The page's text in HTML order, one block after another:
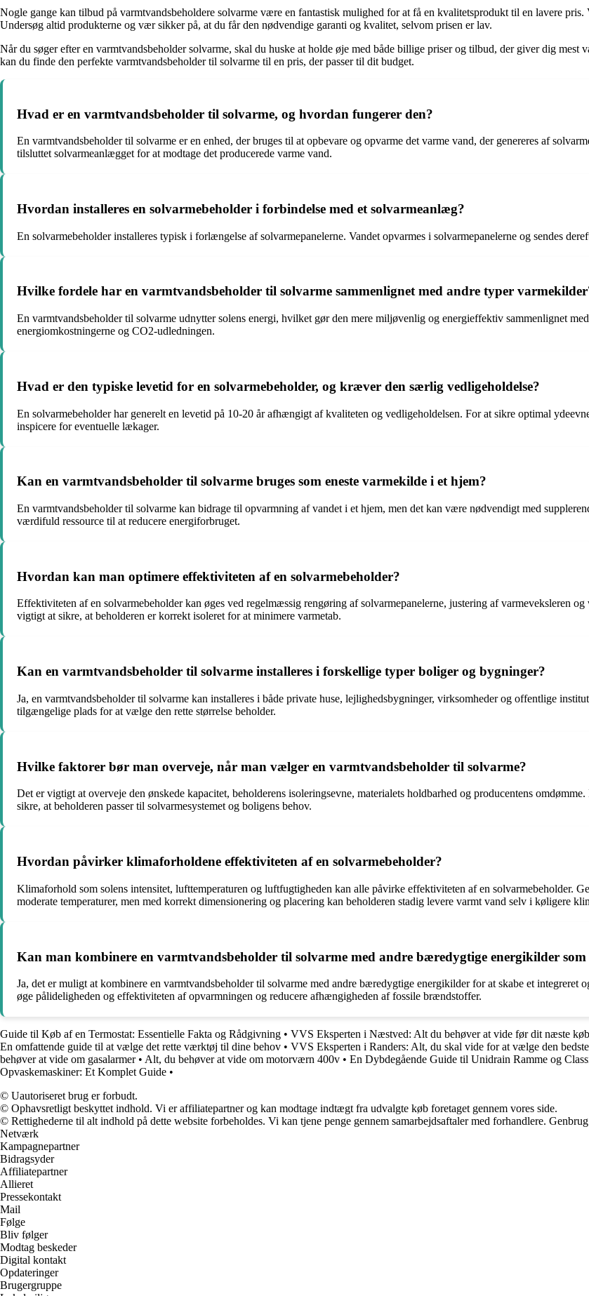
Nogle gange kan tilbud på varmtvandsbeholdere solvarme være en fantastisk mulighed for at få en kvalitetsprodukt til en lavere
Undersøg altid produkterne og vær sikker på, at du får den nødvendige garanti og kvalitet, selvom prisen er lav.
Når du søger efter en varmtvandsbeholder solvarme, skal du huske at holde øje med både billige priser og tilbud, der giver dig
kan du finde den perfekte varmtvandsbeholder til solvarme til en pris, der passer til dit budget.
Hvad er en varmtvandsbeholder til solvarme, og hvordan fungerer den?
En varmtvandsbeholder til solvarme er en enhed, der bruges til at opbevare og opvarme det varme vand, der genereres af
tilsluttet solvarmeanlægget for at modtage det producerede varme vand.
Hvordan installeres en solvarmebeholder i forbindelse med et solvarmeanlæg?
En solvarmebeholder installeres typisk i forlængelse af solvarmepanelerne. Vandet opvarmes i solvarmepanelerne og sendes
Hvilke fordele har en varmtvandsbeholder til solvarme sammenlignet med andre typer
En varmtvandsbeholder til solvarme udnytter solens energi, hvilket gør den mere miljøvenlig og energieffektiv sammenlignet
energiomkostningerne og CO2-udledningen.
Hvad er den typiske levetid for en solvarmebeholder, og kræver den særlig vedligeholdelse?
En solvarmebeholder har generelt en levetid på 10-20 år afhængigt af kvaliteten og vedligeholdelsen. For at sikre optimal
inspicere for eventuelle lækager.
Kan en varmtvandsbeholder til solvarme bruges som eneste varmekilde i et hjem?
En varmtvandsbeholder til solvarme kan bidrage til opvarmning af vandet i et hjem, men det kan være nødvendigt med
værdifuld ressource til at reducere energiforbruget.
Hvordan kan man optimere effektiviteten af en solvarmebeholder?
Effektiviteten af en solvarmebeholder kan øges ved regelmæssig rengøring af solvarmepanelerne, justering af varmeveksleren
vigtigt at sikre, at beholderen er korrekt isoleret for at minimere varmetab.
Kan en varmtvandsbeholder til solvarme installeres i forskellige typer boliger og bygninger?
Ja, en varmtvandsbeholder til solvarme kan installeres i både private huse, lejlighedsbygninger, virksomheder og offentlige
tilgængelige plads for at vælge den rette størrelse beholder.
Hvilke faktorer bør man overveje, når man vælger en varmtvandsbeholder til solvarme?
Det er vigtigt at overveje den ønskede kapacitet, beholderens isoleringsevne, materialets holdbarhed og producentens
sikre, at beholderen passer til solvarmesystemet og boligens behov.
Hvordan påvirker klimaforholdene effektiviteten af en solvarmebeholder?
Klimaforhold som solens intensitet, lufttemperaturen og luftfugtigheden kan alle påvirke effektiviteten af en solvarmebeholder.
moderate temperaturer, men med korrekt dimensionering og placering kan beholderen stadig levere varmt vand selv i køligere
Kan man kombinere en varmtvandsbeholder til solvarme med andre bæredygtige energikilder
Ja, det er muligt at kombinere en varmtvandsbeholder til solvarme med andre bæredygtige energikilder for at skabe et
øge pålideligheden og effektiviteten af opvarmningen og reducere afhængigheden af fossile brændstoffer.
Guide til Køb af en Termostat: Essentielle Fakta og Rådgivning • VVS Eksperten i Næstved: Alt du behøver at vide før dit næste køb
En omfattende guide til at vælge det rette værktøj til dine behov • VVS Eksperten i Randers: Alt, du skal vide for at vælge den
behøver at vide om gasalarmer• Alt, du behøver at vide om motorværn 400v • En Dybdegående Guide til Unidrain Ramme og
Opvaskemaskiner: Et Komplet Guide •
© Uautoriseret brug er forbudt.
© Ophavsretligt beskyttet indhold. Vi er affiliatepartner og kan modtage indtægt fra udvalgte køb foretaget gennem vores side.
© Rettighederne til alt indhold på dette website forbeholdes. Vi kan tjene penge gennem samarbejdsaftaler med forhandlere.
Netværk
Kampagnepartner
Bidragsyder
Affiliatepartner
Allieret
Pressekontakt
Mail
Følge
Bliv følger
Modtag beskeder
Digital kontakt
Opdateringer
Brugergruppe